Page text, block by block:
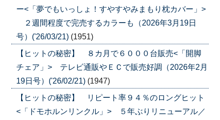
ー<「夢でもいっしょ！すやすやみまもり枕カバー」>
２週間程度で完売するカラーも（2026年3月19日
号）('26/03/21) (1951)
【ヒットの秘密】 ８カ月で６０００台販売<「開脚
チェア」> テレビ通販やＥＣで販売好調（2026年2月
19日号）('26/02/21) (1947)
【ヒットの秘密】 リピート率９４％のロングヒット
<「ドモホルンリンクル」> ５年ぶりリニューアル／